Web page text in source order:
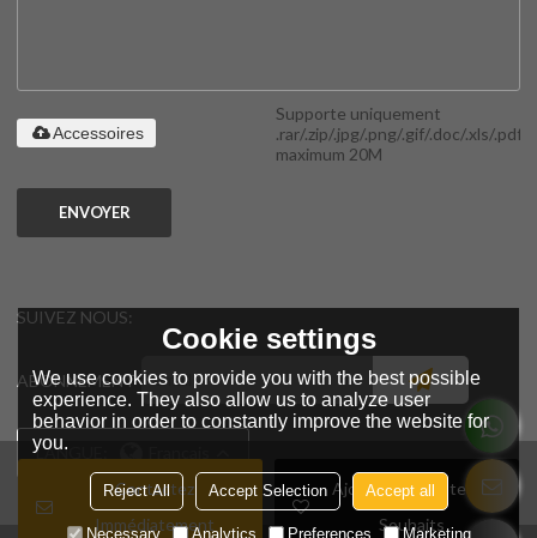
Contactez
Immédiatement
Ajouter À La Liste De
Souhaits
Supporte uniquement
.rar/.zip/.jpg/.png/.gif/.doc/.xls/.pdf,
maximum 20M
Accessoires
ENVOYER
SUIVEZ NOUS:
ABONNEMENT
LANGUE:
Cookie settings
We use cookies to provide you with the best possible
experience. They also allow us to analyze user
behavior in order to constantly improve the website for
you.
Reject All Accept Selection Accept all
Necessary Analytics Preferences Marketing